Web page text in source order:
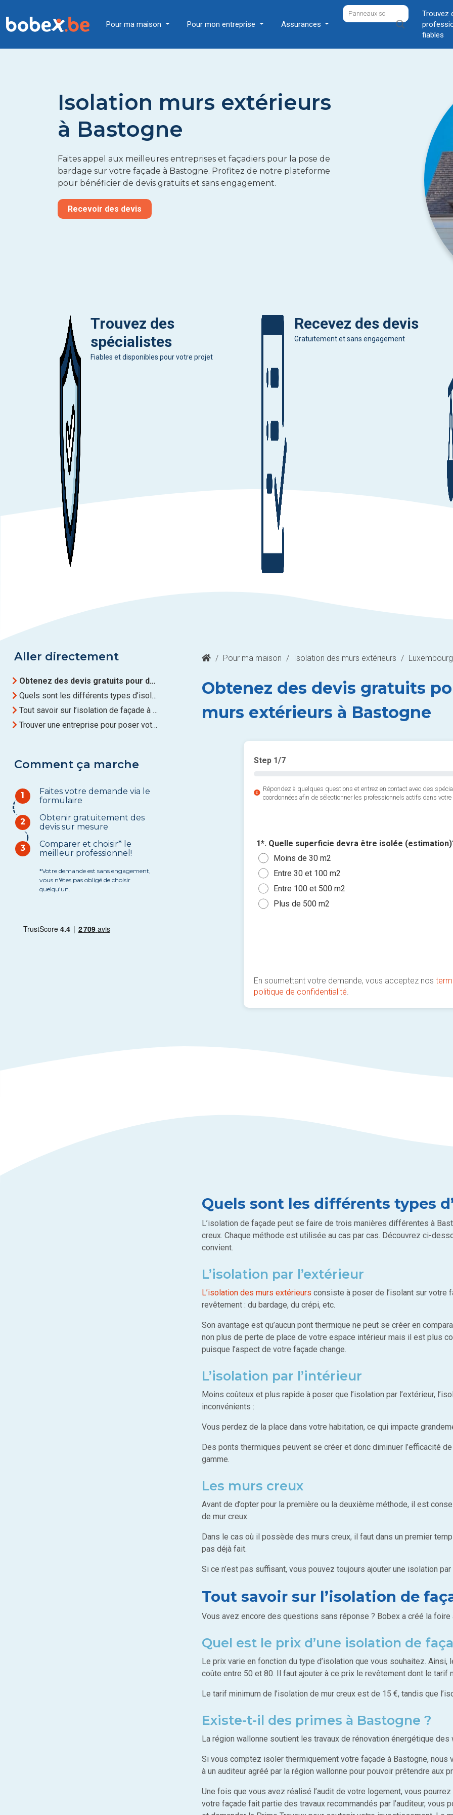
Pour ma maison Pour mon entreprise Assurances
Trouvez
fiables
Isolation murs extérieurs
à Bastogne
Faites appel aux meilleures entreprises et façadiers pour la pose de
bardage sur votre façade à Bastogne. Profitez de notre plateforme
pour bénéficier de devis gratuits et sans engagement.
Recevoir des devis
Trouvez des
spécialistes
Fiables et disponibles pour votre projet
Recevez des devis
Gratuitement et sans engagement
Aller directement
Obtenez des devis gratuits pour des Isolation des murs extérieurs à Bastogne
Quels sont les différents types d’isolation de façade ?
Tout savoir sur l’isolation de façade à Bastogne
Trouver une entreprise pour poser votre isolation à Bastogne
Comment ça marche
1
Faites votre demande via le
formulaire
2
Obtenir gratuitement des
devis sur mesure
3
Comparer et choisir* le
meilleur professionnel!
*Votre demande est sans engagement,
vous n'êtes pas obligé de choisir
quelqu'un.
/ Pour ma maison / Isolation des murs extérieurs / Luxembourg
Obtenez des devis gratuits
murs extérieurs à Bastogne
Step 1/7
Répondez à quelques questions et entrez en contact avec des
coordonnées afin de sélectionner les professionnels actifs dans votre
1*. Quelle superficie devra être isolée
Moins de 30 m2
Entre 30 et 100 m2
Entre 100 et 500 m2
Plus de 500 m2
En soumettant votre demande, vous acceptez nos
politique de confidentialité.
Quels sont les différents types
L’isolation de façade peut se faire de trois manières différentes à
creux. Chaque méthode est utilisée au cas par cas. Découvrez ci-
convient.
L’isolation par l’extérieur
L’isolation des murs extérieurs consiste à poser de l’isolant sur votre
revêtement : du bardage, du crépi, etc.
Son avantage est qu’aucun pont thermique ne peut se créer en
non plus de perte de place de votre espace intérieur mais il est plus
puisque l’aspect de votre façade change.
L’isolation par l’intérieur
Moins coûteux et plus rapide à poser que l’isolation par l’extérieur,
inconvénients :
Vous perdez de la place dans votre habitation, ce qui impacte
Des ponts thermiques peuvent se créer et donc diminuer l’efficacité
gamme.
Les murs creux
Avant de d’opter pour la première ou la deuxième méthode, il est
de mur creux.
Dans le cas où il possède des murs creux, il faut dans un premier
pas déjà fait.
Si ce n’est pas suffisant, vous pouvez toujours ajouter une isolation
Tout savoir sur l’isolation de
Vous avez encore des questions sans réponse ? Bobex a créé la
Quel est le prix d’une isolation de
Le prix varie en fonction du type d’isolation que vous souhaitez. Ainsi,
coûte entre 50 et 80. Il faut ajouter à ce prix le revêtement dont le tarif
Le tarif minimum de l’isolation de mur creux est de 15 €, tandis que
Existe-t-il des primes à Bastogne ?
La région wallonne soutient les travaux de rénovation énergétique des
Si vous comptez isoler thermiquement votre façade à Bastogne, nous
à un auditeur agréé par la région wallonne pour pouvoir prétendre aux
Une fois que vous avez réalisé l’audit de votre logement, vous
votre façade fait partie des travaux recommandés par l’auditeur, vous